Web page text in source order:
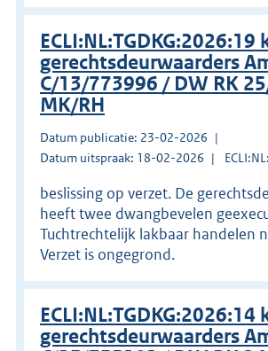
gerechtsdeurwaarders
C/13/773996 / DW RK
MK/RH
Datum publicatie: 23-02-2026
Datum uitspraak: 18-02-2026
beslissing op verzet. De
heeft twee dwangbevelen
Tuchtrechtelijk lakbaar handelen
Verzet is ongegrond.
gerechtsdeurwaarders